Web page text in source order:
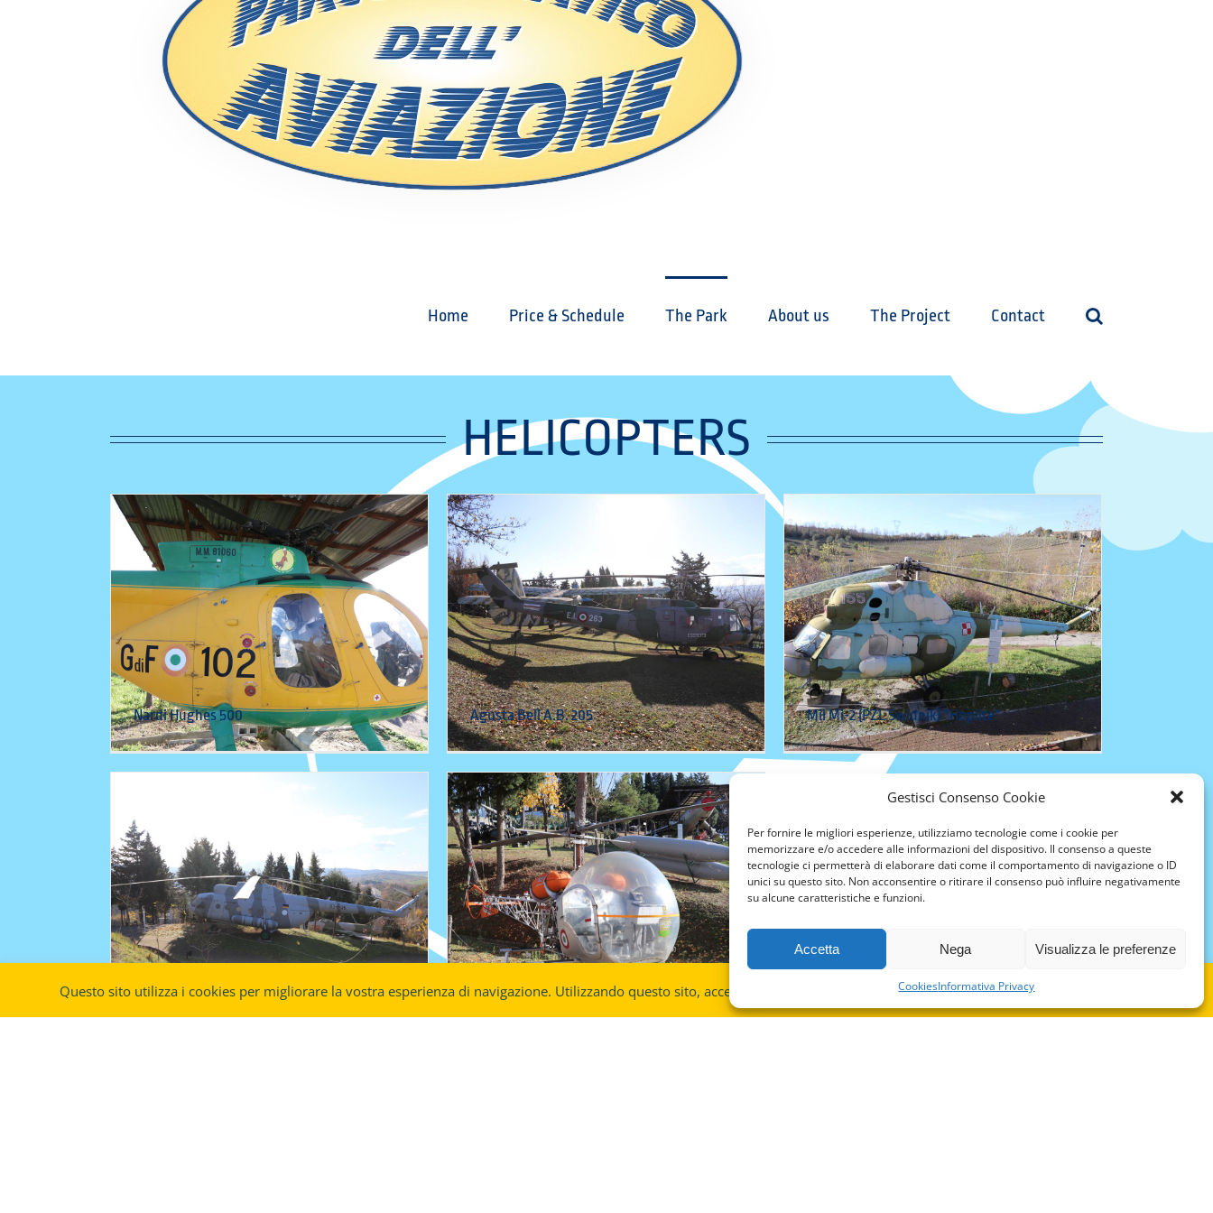
Gestisci Consenso Cookie
Per fornire le migliori esperienze, utilizziamo tecnologie come i cookie per
memorizzare e/o accedere alle informazioni del dispositivo. Il consenso a queste
tecnologie ci permetterà di elaborare dati come il comportamento di navigazione o ID
unici su questo sito. Non acconsentire o ritirare il consenso può influire negativamente
su alcune caratteristiche e funzioni.
Accetta Nega Visualizza le preferenze
CookiesInformativa Privacy
Home Price & Schedule The Park About us The Project Contact
HELICOPTERS
Nardi Hughes 500
Agusta Bell A.B. 205
Helicopters
Agusta Bell A.B. 205
Mil Mi-2 (PZL Swidnik) “Hoplite”
Helicopters
Mil Mi-2 (PZL Swidnik) “Hoplite”
Mil Mi-9 “Hip-G”
Agusta Bell A.B. 47G2
Helicopters
Agusta Bell A.B. 47G2
Questo sito utilizza i cookies per migliorare la vostra esperienza di navigazione. Utilizzando questo sito, accetti l'utilizzo dei cookie da parte nostra. Accetto